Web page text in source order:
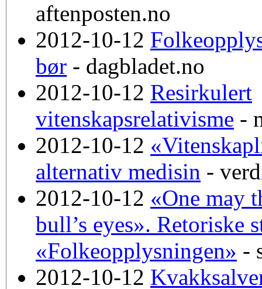
aftenposten.no
2012-10-12
bør - dagbladet.no
2012-10-12 Resirkulert
vitenskapsrelativisme -
2012-10-12
alternativ medisin -
2012-10-12 «One may
bull’s eyes». Retoriske
«Folkeopplysningen» -
2012-10-12